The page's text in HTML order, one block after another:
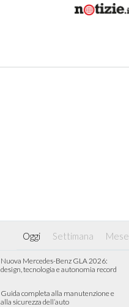
Oggi Settimana Mese
Nuova Mercedes-Benz GLA 2026:
design, tecnologia e autonomia record
Guida completa alla manutenzione e
alla sicurezza dell’auto